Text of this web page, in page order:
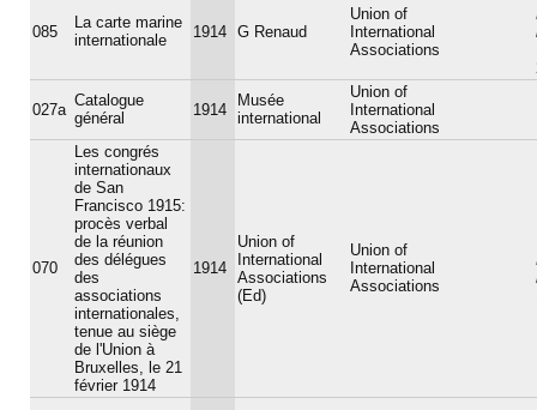
085
La carte marine
internationale
1914 G Renaud
Union of
International
Associations
027a
Catalogue
général
1914
Musée
international
Union of
International
Associations
070
Les congrés
internationaux
de San
Francisco 1915:
procès verbal
de la réunion
des délégues
des
associations
internationales,
tenue au siège
de l'Union à
Bruxelles, le 21
février 1914
1914
Union of
International
Associations
(Ed)
Union of
International
Associations